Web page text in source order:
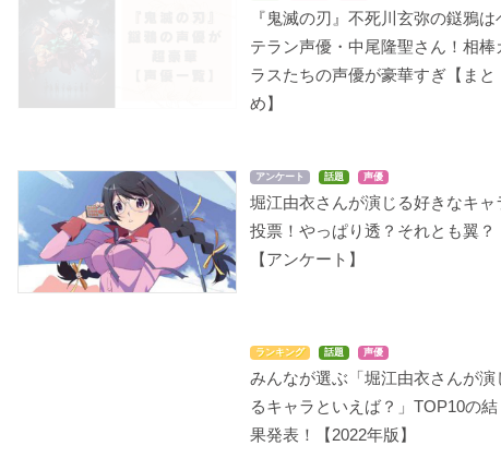
祝福を！
ウィズ
B型ちゃん
he Animation- 3
ミス・モノクローム
ミス・モノクローム -T
he Animation- 2
ミス・モノクローム
青春×機関銃
矢島鼎
ミ
『鬼滅の刃』不死川玄弥の鎹鴉は
テラン声優・中尾隆聖さん！相棒
ラスたちの声優が豪華すぎ【まと
め】
アンケート 話題 声優
堀江由衣さんが演じる好きなキャ
投票！やっぱり透？それとも翼？
【アンケート】
ランキング 話題 声優
みんなが選ぶ「堀江由衣さんが演
るキャラといえば？」TOP10の結
果発表！【2022年版】